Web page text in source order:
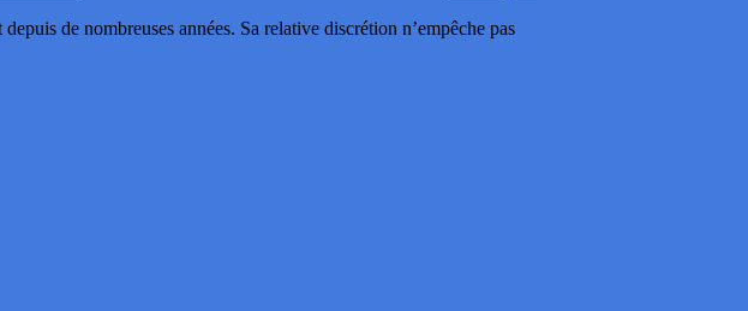
de nombreuses années. Sa relative discrétion n’empêche pas